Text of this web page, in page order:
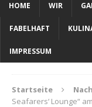
HOME WIR
FABELHAFT
IMPRESSUM
Startseite
Seafarers‘ Lounge“